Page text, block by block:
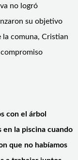
no logró
su objetivo
la comuna, Cristian
con el árbol
la piscina cuando
que no habíamos